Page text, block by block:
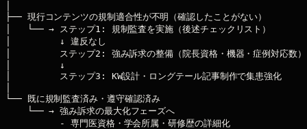
├── 現行コンテンツの規制適合性が不明（確認したことがない）
│   └── → ステップ1: 規制監査を実施（後述チェックリスト）
│         ↓ 違反なし
│         ステップ2: 強み訴求の整備（院長資格・機器・症例対応数）
│         ↓
│         ステップ3: KW設計・ロングテール記事制作で集患強化
└── 既に規制監査済み・遵守確認済み
    └── → 強み訴求の最大化フェーズへ
          - 専門医資格・学会所属・研修歴の詳細化